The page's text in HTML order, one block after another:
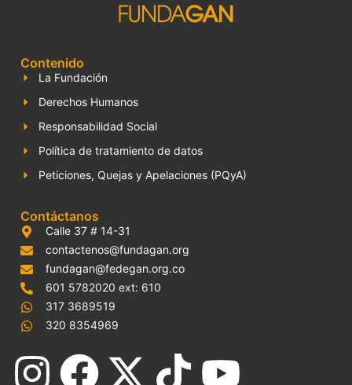
Contenido
La Fundación
Derechos Humanos
Responsabilidad Social
Política de tratamiento de datos
Peticiones, Quejas y Apelaciones (PQyA)
Contáctanos
Calle 37 # 14-31
contactenos@fundagan.org
fundagan@fedegan.org.co
601 5782020 ext: 610
317 3689519
320 8354969